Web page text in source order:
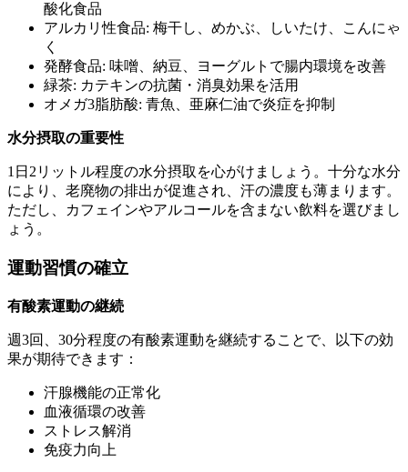
酸化食品
アルカリ性食品: 梅干し、めかぶ、しいたけ、こんにゃ
く
発酵食品: 味噌、納豆、ヨーグルトで腸内環境を改善
緑茶: カテキンの抗菌・消臭効果を活用
オメガ3脂肪酸: 青魚、亜麻仁油で炎症を抑制
水分摂取の重要性
1日2リットル程度の水分摂取を心がけましょう。十分な水分
により、老廃物の排出が促進され、汗の濃度も薄まります。
ただし、カフェインやアルコールを含まない飲料を選びまし
ょう。
運動習慣の確立
有酸素運動の継続
週3回、30分程度の有酸素運動を継続することで、以下の効
果が期待できます：
汗腺機能の正常化
血液循環の改善
ストレス解消
免疫力向上